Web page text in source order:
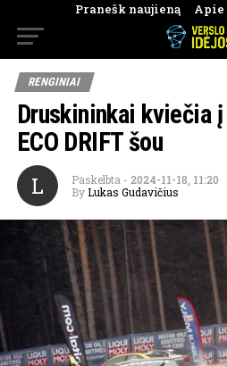
Pranešk naujieną Apie
RENGINIAI
Druskininkai kviečia
ECO DRIFT šou
L Paskelbta - 2024-11-18, 11:20
By Lukas Gudavičius